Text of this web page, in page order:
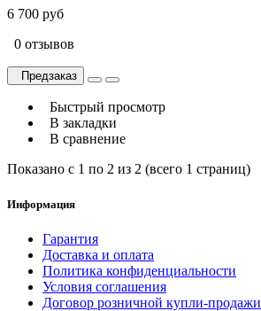
6 700 руб
0 отзывов
Предзаказ
Быстрый просмотр
В закладки
В сравнение
Показано с 1 по 2 из 2 (всего 1 страниц)
Информация
Гарантия
Доставка и оплата
Политика конфиденциальности
Условия соглашения
Договор розничной купли-продажи